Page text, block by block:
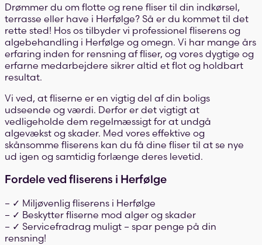
Drømmer du om flotte og rene fliser til din indkørsel,
terrasse eller have i Herfølge? Så er du kommet til det
rette sted! Hos os tilbyder vi professionel fliserens og
algebehandling i Herfølge og omegn. Vi har mange års
erfaring inden for rensning af fliser, og vores dygtige og
erfarne medarbejdere sikrer altid et flot og holdbart
resultat.
Vi ved, at fliserne er en vigtig del af din boligs
udseende og værdi. Derfor er det vigtigt at
vedligeholde dem regelmæssigt for at undgå
algevækst og skader. Med vores effektive og
skånsomme fliserens kan du få dine fliser til at se nye
ud igen og samtidig forlænge deres levetid.
Fordele ved fliserens i Herfølge
– ✓ Miljøvenlig fliserens i Herfølge
– ✓ Beskytter fliserne mod alger og skader
– ✓ Servicefradrag muligt – spar penge på din
rensning!